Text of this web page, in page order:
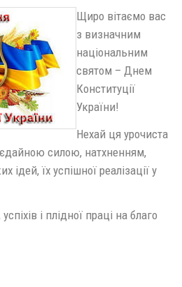
Щиро вітаємо вас
з визначним
національним
святом – Днем
Конституції
України!
Нехай ця урочиста
силою, натхненням,
ідей, їх успішної реалізації у
і плідної праці на благо